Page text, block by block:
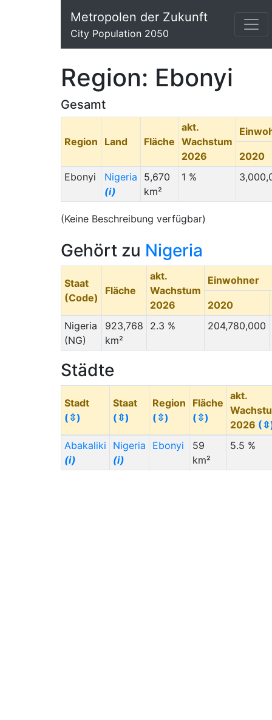
Metropolen der Zukunft
City Population 2050
Region: Ebonyi
Gesamt
Region Land Fläche
akt.
Wachstum
2026
2020
Ebonyi
Nigeria
(i)
5,670
km²
1 %
(Keine Beschreibung verfügbar)
Gehört zu Nigeria
Staat
(Code)
Fläche
akt.
Wachstum
2026
Einwohner
2020
Nigeria
(NG)
923,768
km²
2.3 % 204,780,000
Städte
Stadt
(⇳)
Staat
(⇳)
Region
(⇳)
Fläche
(⇳)
akt.
2026
Abakaliki
(i)
Nigeria
(i)
Ebonyi
59
km²
5.5 %